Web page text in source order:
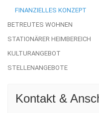
FINANZIELLES KONZEPT
BETREUTES WOHNEN
STATIONÄRER HEIMBEREICH
KULTURANGEBOT
STELLENANGEBOTE
Kontakt &